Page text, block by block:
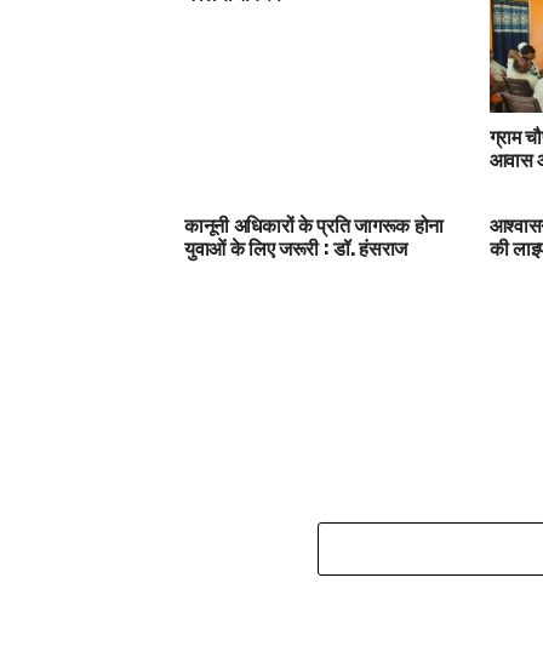
ग्राम
आवास
कानूनी अधिकारों के प्रति जागरूक होना
युवाओं के लिए जरूरी : डॉ. हंसराज की